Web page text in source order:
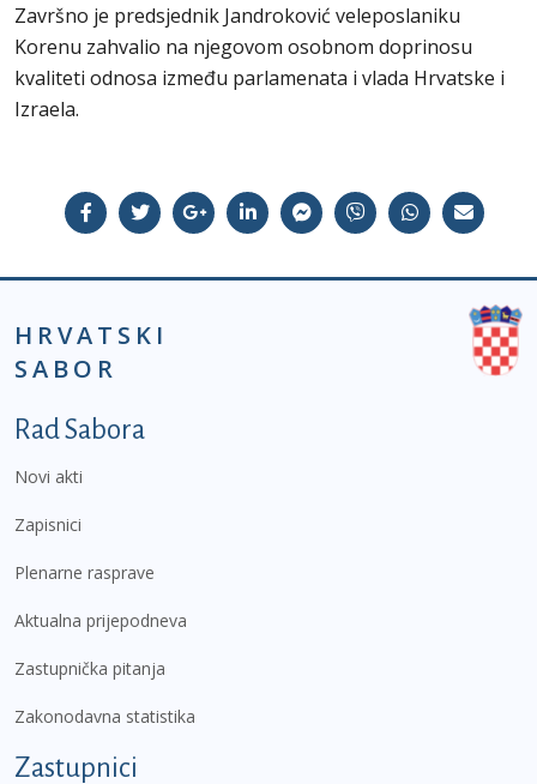
Završno je predsjednik Jandroković veleposlaniku
Korenu zahvalio na njegovom osobnom doprinosu
kvaliteti odnosa između parlamenata i vlada Hrvatske i
Izraela.
HRVATSKI
SABOR
Podnožje prvi izbornik
Rad Sabora
Novi akti
Zapisnici
Plenarne rasprave
Aktualna prijepodneva
Zastupnička pitanja
Zakonodavna statistika
Zastupnici